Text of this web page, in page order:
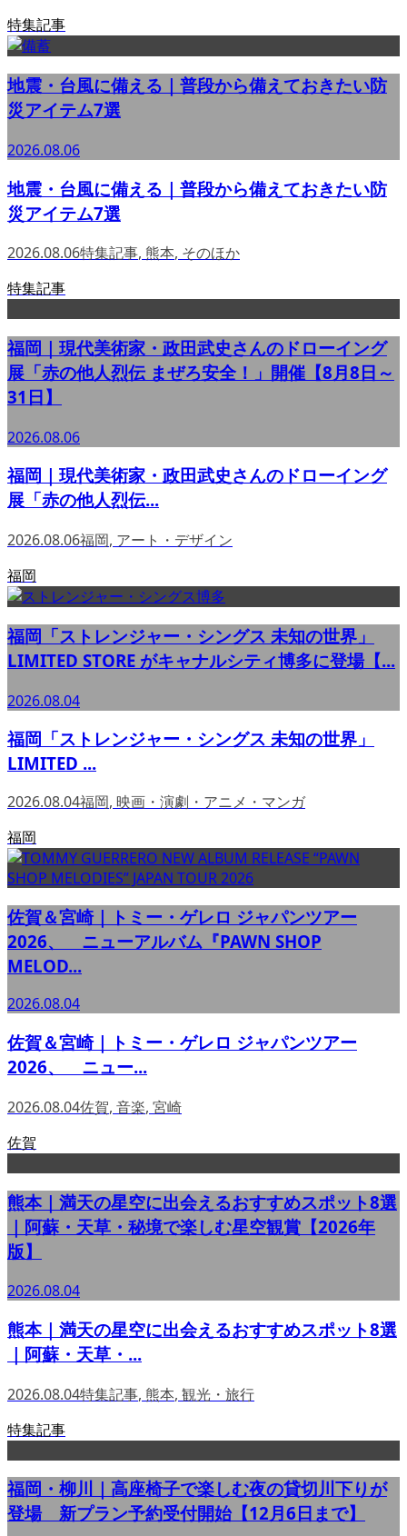
特集記事
地震・台風に備える｜普段から備えておきたい防
災アイテム7選
2026.08.06
地震・台風に備える｜普段から備えておきたい防
災アイテム7選
2026.08.06特集記事, 熊本, そのほか
特集記事
福岡｜現代美術家・政田武史さんのドローイング
展「赤の他人烈伝 まぜろ安全！」開催【8月8日～
31日】
2026.08.06
福岡｜現代美術家・政田武史さんのドローイング
展「赤の他人烈伝...
2026.08.06福岡, アート・デザイン
福岡
福岡「ストレンジャー・シングス 未知の世界」
LIMITED STORE がキャナルシティ博多に登場【...
2026.08.04
福岡「ストレンジャー・シングス 未知の世界」
LIMITED ...
2026.08.04福岡, 映画・演劇・アニメ・マンガ
福岡
佐賀＆宮崎｜トミー・ゲレロ ジャパンツアー
2026、 ニューアルバム『PAWN SHOP
MELOD...
2026.08.04
佐賀＆宮崎｜トミー・ゲレロ ジャパンツアー
2026、 ニュー...
2026.08.04佐賀, 音楽, 宮崎
佐賀
熊本｜満天の星空に出会えるおすすめスポット8選
｜阿蘇・天草・秘境で楽しむ星空観賞【2026年
版】
2026.08.04
熊本｜満天の星空に出会えるおすすめスポット8選
｜阿蘇・天草・...
2026.08.04特集記事, 熊本, 観光・旅行
特集記事
福岡・柳川｜高座椅子で楽しむ夜の貸切川下りが
登場 新プラン予約受付開始【12月6日まで】